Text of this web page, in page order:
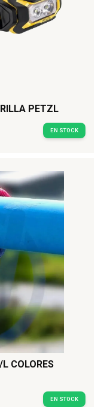
PETZL
EN STOCK
COLORES
EN STOCK